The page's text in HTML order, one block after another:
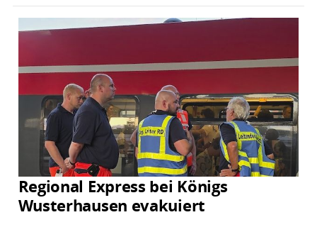
Regional Express bei Königs
Wusterhausen evakuiert